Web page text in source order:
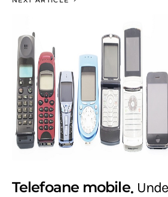
Telefoane mobile